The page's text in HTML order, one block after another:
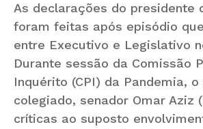
As declarações do presidente
foram feitas após episódio
entre Executivo e Legislativo
Durante sessão da Comissão
Inquérito (CPI) da Pandemia,
colegiado, senador Omar Aziz
críticas ao suposto